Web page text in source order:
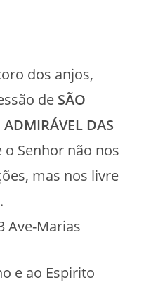
dos anjos,
de SÃO
ADMIRÁVEL DAS
o Senhor não nos
mas nos livre
Ave-Marias
e ao Espirito